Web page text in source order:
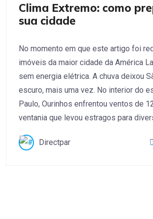
Clima Extremo: como
sua cidade
No momento em que este artigo foi
imóveis da maior cidade da América
sem energia elétrica. A chuva deixou
escuro, mais uma vez. No interior do
Paulo, Ourinhos enfrentou ventos de
ventania que levou estragos para
Directpar